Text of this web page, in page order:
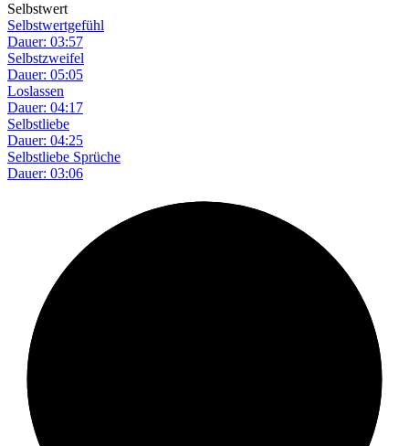
Selbstwert
Selbstwertgefühl
Dauer: 03:57
Selbstzweifel
Dauer: 05:05
Loslassen
Dauer: 04:17
Selbstliebe
Dauer: 04:25
Selbstliebe Sprüche
Dauer: 03:06